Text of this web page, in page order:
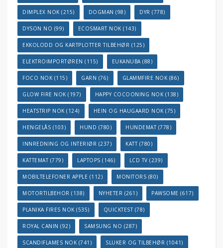
DIMPLEX NOK (215) DOGMAN (98) DYR (778)
DYSON NO (99) ECOSMART NOK (143)
EKKOLODD OG KARTPLOTTER TILBEHØR (125)
ELEKTROIMPORTØREN (115) EUKANUBA(88)
FOCO NOK (115) GARN (76) GLAMMFIRE NOK (86)
GLOW FIRE NOK (197) HAPPY COCOONING NOK (138)
HEATSTRIP NOK (124) HEIN OG HAUGAARD NOK (75)
HENGELÅS (103) HUND (780) HUNDEMAT(778)
INNREDNING OG INTERIØR (237) KATT(780)
KATTEMAT(779) LAPTOPS (146) LCD TV (239)
MOBILTELEFONER APPLE (112) MONITORS (80)
MOTORTILBEHOR (138) NYHETER (261) PAWSOME (617)
PLANIKA FIRES NOK (535) QUICKTEST(78)
ROYAL CANIN (92) SAMSUNG NO (287)
SCANDIFLAMES NOK (741) SLUKER OG TILBEHØR (1041)